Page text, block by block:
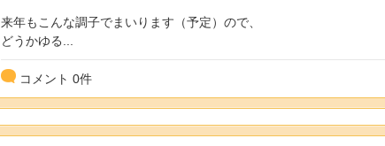
来年もこんな調子でまいります（予定）ので、
どうかゆる...
コメント 0件